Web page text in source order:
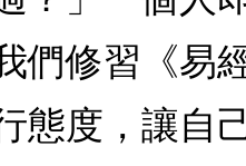
們修習《易
態度，讓自